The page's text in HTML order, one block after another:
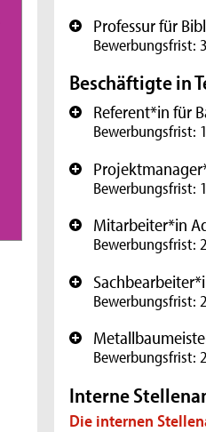
+ Professur für
Bewerbungsfrist:
Beschäftigte in
+ Referent*in für
Bewerbungsfrist:
+
Bewerbungsfrist:
+ Mitarbeiter*in
Bewerbungsfrist:
+
Bewerbungsfrist:
+
Bewerbungsfrist:
Interne
Die internen